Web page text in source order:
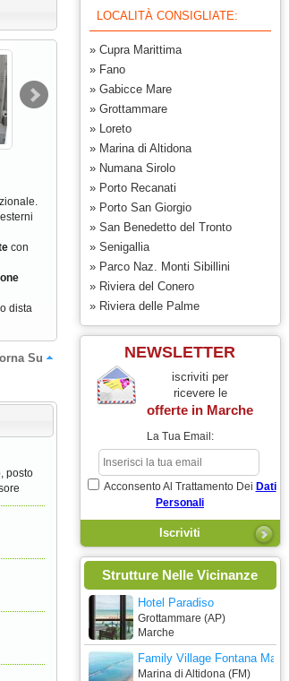
con
dista
Su
posto
LOCALITÀ CONSIGLIATE:
» Cupra Marittima
» Fano
» Gabicce Mare
» Grottammare
» Loreto
» Marina di Altidona
» Numana Sirolo
» Porto Recanati
» Porto San Giorgio
» San Benedetto del Tronto
» Senigallia
» Parco Naz. Monti Sibillini
» Riviera del Conero
» Riviera delle Palme
NEWSLETTER
iscriviti per
ricevere le
offerte in Marche
La Tua Email:
Acconsento Al Trattamento Dei Dati
Personali
Strutture Nelle Vicinanze
Hotel Paradiso
Grottammare (AP)
Marche
Family Village Fontana Marina
Marina di Altidona (FM)